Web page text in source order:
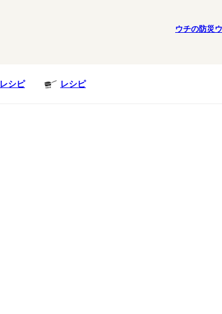
ウチの防災
レシピ レシピ